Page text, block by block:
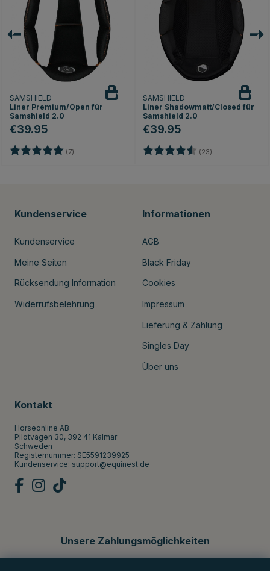
SAMSHIELD
Liner Premium/Open für
Samshield 2.0
€39.95
Bewertung: (7)
SAMSHIELD
Liner Shadowmatt/Closed für
Samshield 2.0
€39.95
Bewertung: (23)
Kundenservice
Kundenservice
Meine Seiten
Rücksendung Information
Widerrufsbelehrung
Informationen
AGB
Black Friday
Cookies
Impressum
Lieferung & Zahlung
Singles Day
Über uns
Kontakt
Horseonline AB
Pilotvägen 30, 392 41 Kalmar
Schweden
Registernummer: SE5591239925
Kundenservice: support@equinest.de
Unsere Zahlungsmöglichkeiten